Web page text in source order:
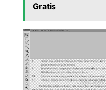
Gratis